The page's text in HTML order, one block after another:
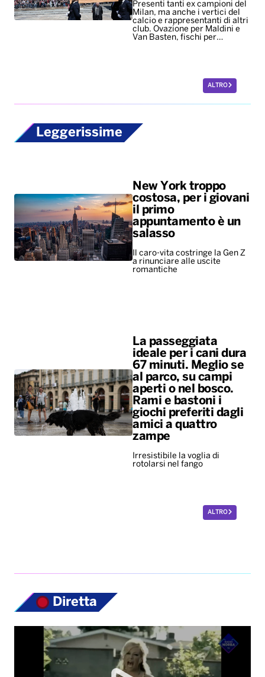
Presenti tanti ex campioni del
Milan, ma anche i vertici del
calcio e rappresentanti di altri
club. Ovazione per Maldini e
Van Basten, fischi per…
ALTRO
Leggerissime
New York troppo
costosa, per i giovani
il primo
appuntamento è un
salasso
Il caro-vita costringe la Gen Z
a rinunciare alle uscite
romantiche
La passeggiata
ideale per i cani dura
67 minuti. Meglio se
al parco, su campi
aperti o nel bosco.
Rami e bastoni i
giochi preferiti dagli
amici a quattro
zampe
Irresistibile la voglia di
rotolarsi nel fango
ALTRO
Diretta